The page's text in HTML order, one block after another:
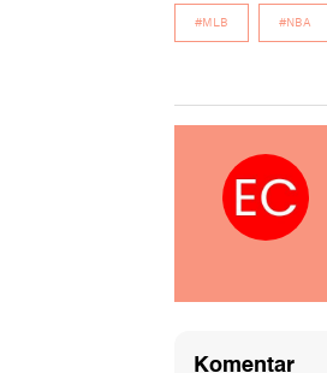
#MLB #NBA